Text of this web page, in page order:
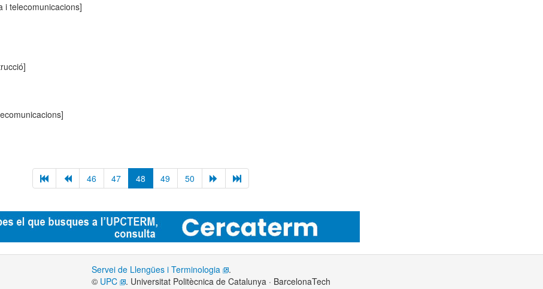
i telecomunicacions]
46 47 48 49 50
Servei de Llengües i Terminologia
.
© UPC . Universitat Politècnica de Catalunya · BarcelonaTech